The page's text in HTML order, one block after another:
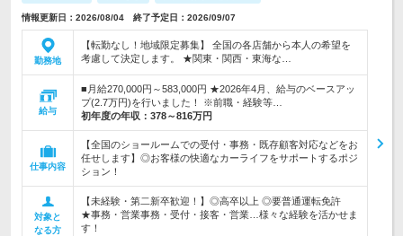
情報更新日：2026/08/04 終了予定日：2026/09/07
勤務地
【転勤なし！地域限定募集】 全国の各店舗から本人の希望を
考慮して決定します。 ★関東・関西・東海な…
給与
■月給270,000円～583,000円 ★2026年4月、給与のベースアッ
プ(2.7万円)を行いました！ ※前職・経験等…
初年度の年収： 378～816万円
仕事内容
【全国のショールームでの受付・事務・既存顧客対応などをお
任せします】◎お客様の快適なカーライフをサポートするポジ
ション！
対象と
なる方
【未経験・第二新卒歓迎！】◎高卒以上 ◎要普通運転免許
★事務・営業事務・受付・接客・営業…様々な経験を活かせま
す！